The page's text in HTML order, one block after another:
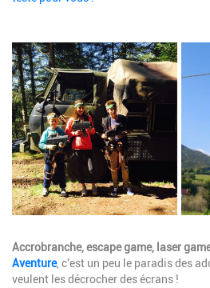
Image
Description
Accrobranche, escape game, laser
Aventure, c'est un peu le paradis des
veulent les décrocher des écrans !